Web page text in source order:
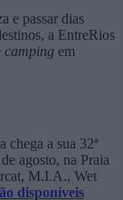
e passar dias
a EntreRios
camping em
chega a sua 32ª
agosto, na Praia
M.I.A., Wet
disponíveis